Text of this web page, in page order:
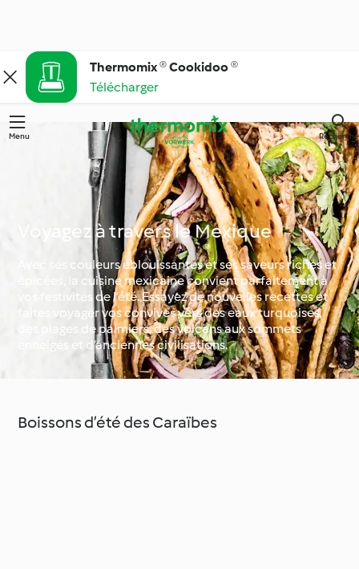
Thermomix ® Cookidoo ®
Télécharger
Menu Recherche
Voyagez à travers le Mexique
Avec ses couleurs éblouissantes et ses saveurs riches et
épicées, la cuisine mexicaine convient parfaitement à
vos festivités de l’été. Essayez de nouvelles recettes et
faites voyager vos convives vers des eaux turquoises,
des plages de palmiers, des volcans aux sommets
enneigés et d’anciennes civilisations.
Boissons d’été des Caraïbes